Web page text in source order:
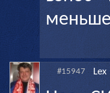
#15947 Lex